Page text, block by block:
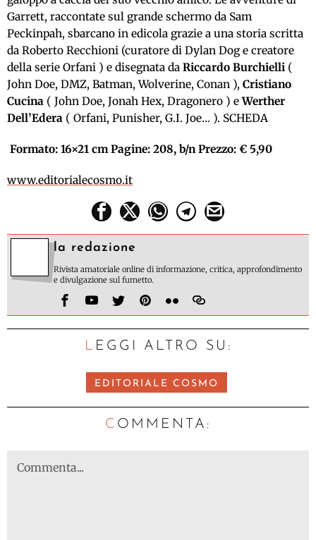
Garrett, raccontate sul grande schermo da Sam
Peckinpah, sbarcano in edicola grazie a una storia scritta
da Roberto Recchioni (curatore di Dylan Dog e creatore
della serie Orfani ) e disegnata da Riccardo Burchielli (
John Doe, DMZ, Batman, Wolverine, Conan ), Cristiano
Cucina ( John Doe, Jonah Hex, Dragonero ) eWerther
Dell’Edera ( Orfani, Punisher, G.I. Joe… ). SCHEDA
Formato: 16×21 cm Pagine: 208, b/n Prezzo: € 5,90
www.editorialecosmo.it
la redazione
Rivista amatoriale online di informazione, critica, approfondimento
e divulgazione sul fumetto.
LEGGI ALTRO SU:
EDITORIALE COSMO
C OMMENTA: